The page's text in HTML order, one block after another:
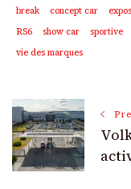
break
concept car
RS6
show car sportive
vie des marques
Post